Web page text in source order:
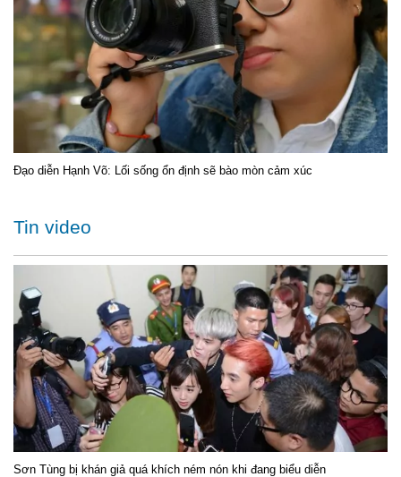
Đạo diễn Hạnh Võ: Lối sống ổn định sẽ bào mòn cảm xúc
Tin video
Sơn Tùng bị khán giả quá khích ném nón khi đang biểu diễn